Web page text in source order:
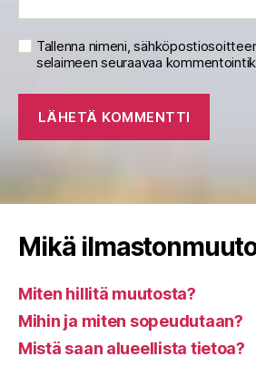
Tallenna nimeni,
selaimeen seuraavaa
Mikä
Miten hillitä muutosta?
Mihin ja miten sopeudutaan?
Mistä saan alueellista tietoa?